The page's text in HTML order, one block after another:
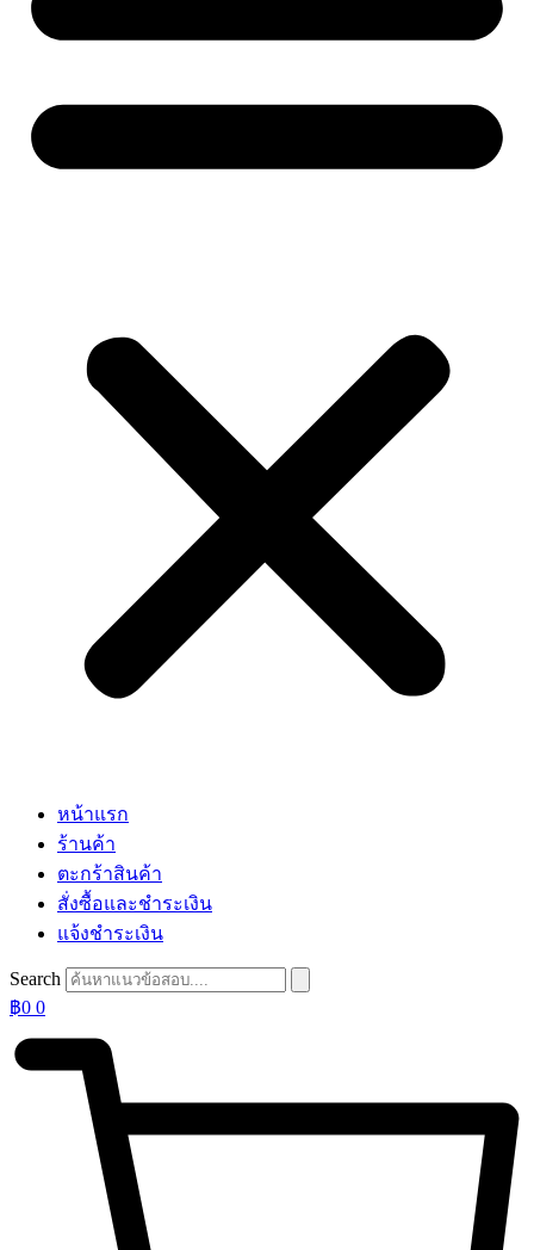
หน้าแรก
ร้านค้า
ตะกร้าสินค้า
สั่งซื้อและชำระเงิน
แจ้งชำระเงิน
Search
฿0 0